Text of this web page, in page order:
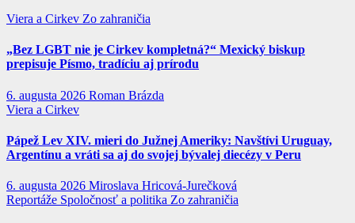
Viera a Cirkev Zo zahraničia
„Bez LGBT nie je Cirkev kompletná?“ Mexický biskup
prepisuje Písmo, tradíciu aj prírodu
6. augusta 2026 Roman Brázda
Viera a Cirkev
Pápež Lev XIV. mieri do Južnej Ameriky: Navštívi Uruguay,
Argentínu a vráti sa aj do svojej bývalej diecézy v Peru
6. augusta 2026 Miroslava Hricová-Jurečková
Reportáže Spoločnosť a politika Zo zahraničia